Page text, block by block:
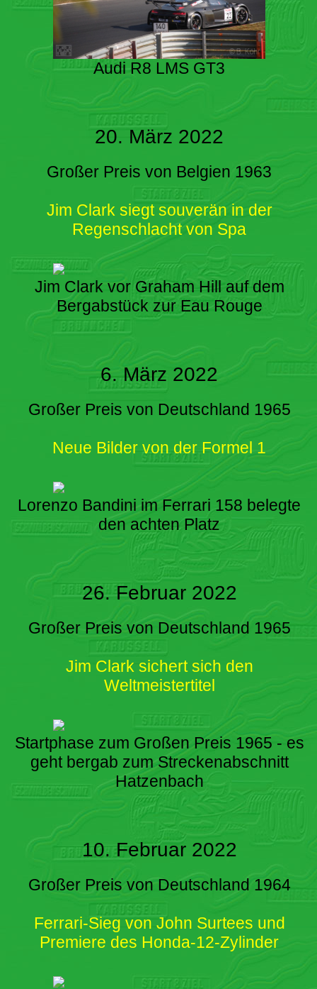
Audi R8 LMS GT3
20. März 2022
Großer Preis von Belgien 1963
Jim Clark siegt souverän in der
Regenschlacht von Spa
Jim Clark vor Graham Hill auf dem
Bergabstück zur Eau Rouge
6. März 2022
Großer Preis von Deutschland 1965
Neue Bilder von der Formel 1
Lorenzo Bandini im Ferrari 158 belegte
den achten Platz
26. Februar 2022
Großer Preis von Deutschland 1965
Jim Clark sichert sich den
Weltmeistertitel
Startphase zum Großen Preis 1965 - es
geht bergab zum Streckenabschnitt
Hatzenbach
10. Februar 2022
Großer Preis von Deutschland 1964
Ferrari-Sieg von John Surtees und
Premiere des Honda-12-Zylinder